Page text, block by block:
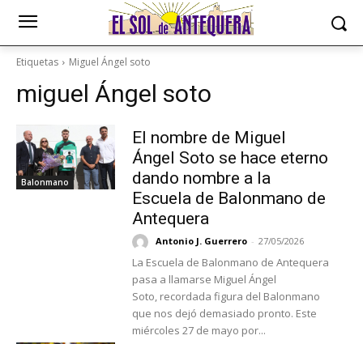
Etiquetas Miguel Ángel soto
miguel Ángel soto
Balonmano
El nombre de Miguel
Ángel Soto se hace eterno
dando nombre a la
Escuela de Balonmano de
Antequera
Antonio J. Guerrero - 27/05/2026
La Escuela de Balonmano de Antequera
pasa a llamarse Miguel Ángel
Soto, recordada figura del Balonmano
que nos dejó demasiado pronto. Este
miércoles 27 de mayo por...